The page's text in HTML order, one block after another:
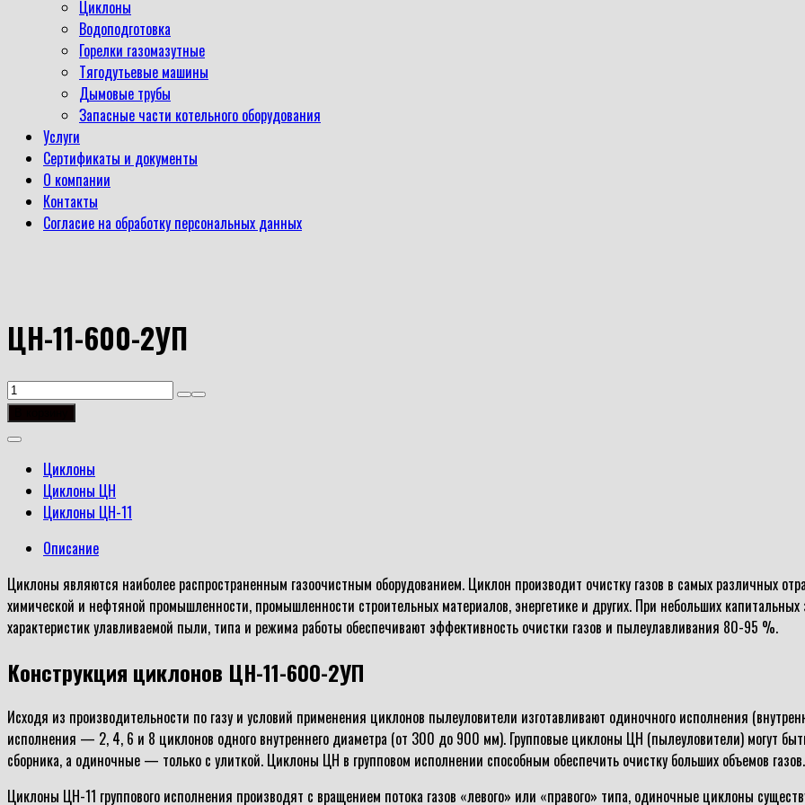
Циклоны
Водоподготовка
Горелки газомазутные
Тягодутьевые машины
Дымовые трубы
Запасные части котельного оборудования
Услуги
Сертификаты и документы
О компании
Контакты
Согласие на обработку персональных данных
ЦН-11-600-2УП
Количество
товара
2УП
Циклоны
Циклоны ЦН
Циклоны ЦН-11
Описание
Циклоны являются наиболее распространенным газоочистным оборудованием. Циклон производит очистку газов в самых различных
химической и нефтяной промышленности, промышленности строительных материалов, энергетике и других. При небольших
характеристик улавливаемой пыли, типа и режима работы обеспечивают эффективность очистки газов и пылеулавливания 80-95 %.
Конструкция циклонов ЦН-11-600-2УП
Исходя из производительности по газу и условий применения циклонов пылеуловители изготавливают одиночного исполнения
исполнения — 2, 4, 6 и 8 циклонов одного внутреннего диаметра (от 300 до 900 мм). Групповые циклоны ЦН (пылеуловители) могут
сборника, а одиночные — только с улиткой. Циклоны ЦН в групповом исполнении способным обеспечить очистку больших объемов газов.
Циклоны ЦН-11 группового исполнения производят с вращением потока газов «левого» или «правого» типа, одиночные циклоны